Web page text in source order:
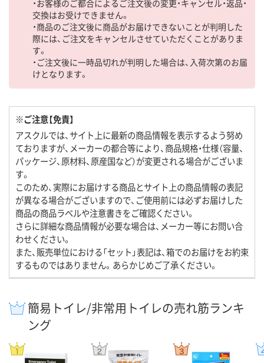
・お客様のご都合によるご注文後の変更・キャンセル・返品・
交換はお受けできません。
・商品のご注文後に商品がお届けできないことが判明した
際には、ご注文をキャンセルさせていただくことがありま
す。
・ご注文後に一時品切れが判明した場合は、入荷次第のお届
けとなります。
※ご注意【免責】
アスクルでは、サイト上に最新の商品情報を表示するよう努め
ておりますが、メーカーの都合等により、商品規格・仕様（容量、
パッケージ、原材料、原産国など）が変更される場合がございま
す。
このため、実際にお届けする商品とサイト上の商品情報の表記
が異なる場合がございますので、ご使用前には必ずお届けした
商品の商品ラベルや注意書きをご確認ください。
さらに詳細な商品情報が必要な場合は、メーカー等にお問い合
わせください。
また、販売単位における「セット」表記は、箱でのお届けをお約束
するものではありません。あらかじめご了承ください。
簡易トイレ/非常用トイレの売れ筋ランキ
ング